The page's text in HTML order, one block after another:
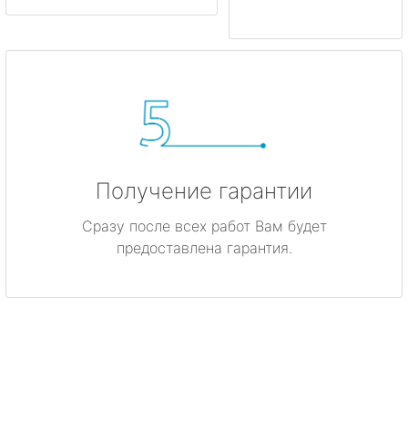
Получение гарантии
Сразу после всех работ Вам будет
предоставлена гарантия.